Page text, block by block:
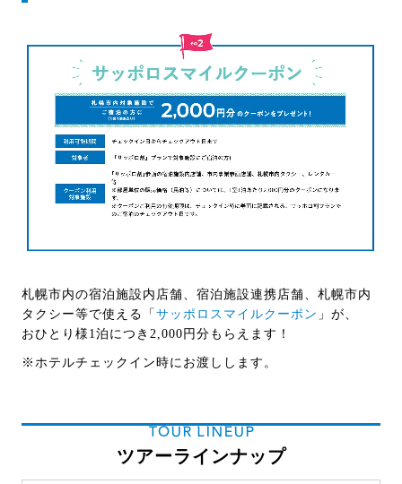
札幌市内の宿泊施設内店舗、宿泊施設連携店舗、札幌市内
タクシー等で使える
「 サッポロスマイルクーポン 」 が、
おひとり様1泊につき2,000円分 もらえます！
※ホテルチェックイン時にお渡しします。
TOUR LINEUP
ツアーラインナップ